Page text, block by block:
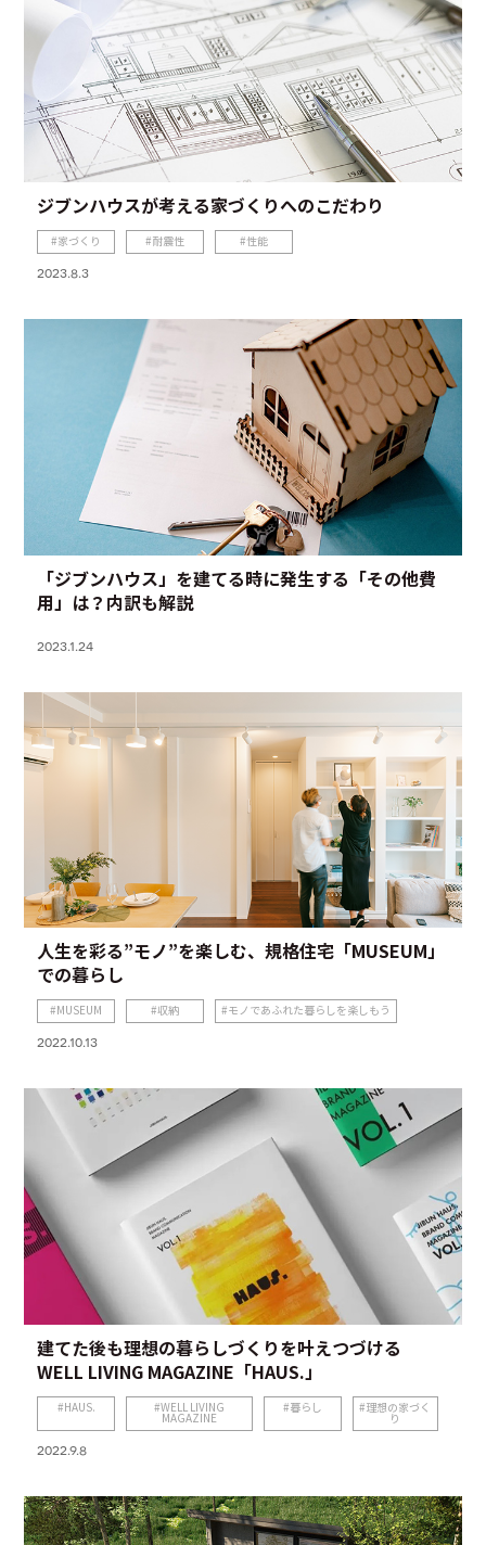
ジブンハウスが考える家づくりへのこだわり
家づくり 耐震性 性能
2023.8.3
「ジブンハウス」を建てる時に発生する「その他費
用」は？内訳も解説
2023.1.24
人生を彩る”モノ”を楽しむ、規格住宅「MUSEUM」
での暮らし
MUSEUM 収納 モノであふれた暮らしを楽しもう
2022.10.13
建てた後も理想の暮らしづくりを叶えつづける
WELL LIVING MAGAZINE「HAUS.」
HAUS. WELL LIVING
MAGAZINE
暮らし 理想の家づく
り
2022.9.8